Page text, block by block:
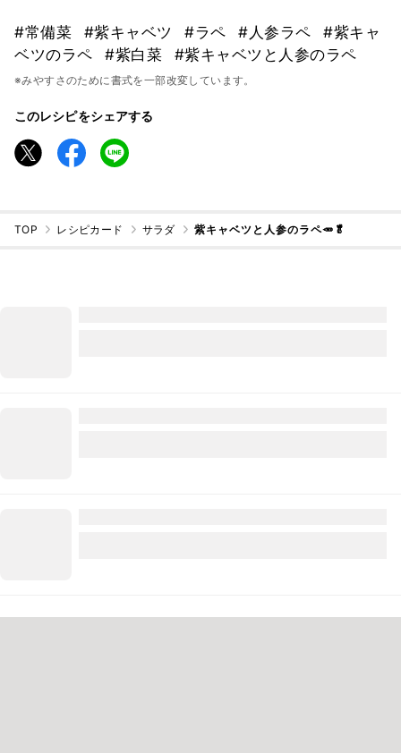
#常備菜 #紫キャベツ #ラペ #人参ラペ
#紫キャ
ベツのラペ
#紫白菜 #紫キャベツと人参のラペ
※みやすさのために書式を一部改変しています。
このレシピをシェアする
TOP レシピカード サラダ 紫キャベツと人参のラペ🥕🥬